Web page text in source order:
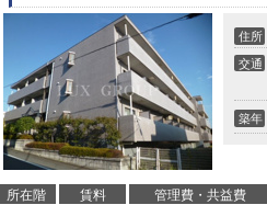
住所
交通
築年
所在階 賃料 管理費・共益費